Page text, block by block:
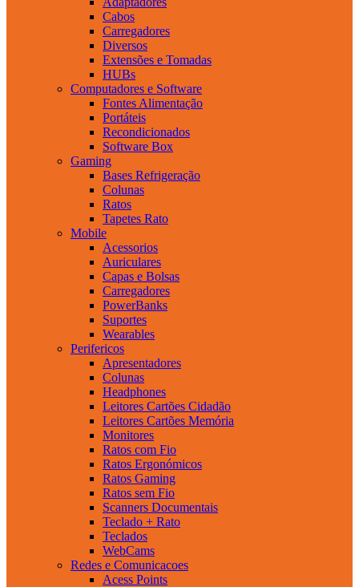
Cabos
Carregadores
Diversos
Extensões e Tomadas
HUBs
Computadores e Software
Fontes Alimentação
Portáteis
Recondicionados
Software Box
Gaming
Bases Refrigeração
Colunas
Ratos
Tapetes Rato
Mobile
Acessorios
Auriculares
Capas e Bolsas
Carregadores
PowerBanks
Suportes
Wearables
Perifericos
Apresentadores
Colunas
Headphones
Leitores Cartões Cidadão
Leitores Cartões Memória
Monitores
Ratos com Fio
Ratos Ergonómicos
Ratos Gaming
Ratos sem Fio
Scanners Documentais
Teclado + Rato
Teclados
WebCams
Redes e Comunicacoes
Acess Points